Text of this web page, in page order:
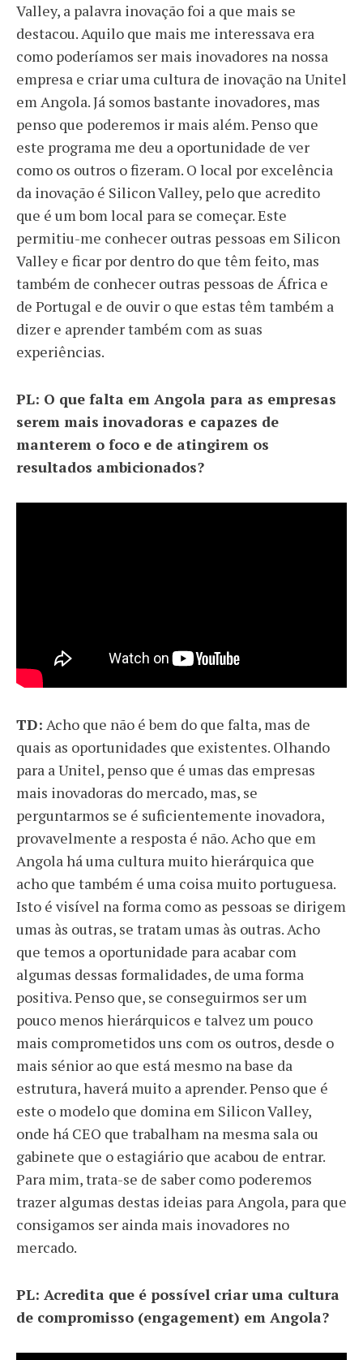
Valley, a palavra inovação foi a que mais se
destacou. Aquilo que mais me interessava era
como poderíamos ser mais inovadores na nossa
empresa e criar uma cultura de inovação na Unitel
em Angola. Já somos bastante inovadores, mas
penso que poderemos ir mais além. Penso que
este programa me deu a oportunidade de ver
como os outros o fizeram. O local por excelência
da inovação é Silicon Valley, pelo que acredito
que é um bom local para se começar. Este
permitiu-me conhecer outras pessoas em Silicon
Valley e ficar por dentro do que têm feito, mas
também de conhecer outras pessoas de África e
de Portugal e de ouvir o que estas têm também a
dizer e aprender também com as suas
experiências.
PL: O que falta em Angola para as empresas
serem mais inovadoras e capazes de
manterem o foco e de atingirem os
resultados ambicionados?
TD: Acho que não é bem do que falta, mas de
quais as oportunidades que existentes. Olhando
para a Unitel, penso que é umas das empresas
mais inovadoras do mercado, mas, se
perguntarmos se é suficientemente inovadora,
provavelmente a resposta é não. Acho que em
Angola há uma cultura muito hierárquica que
acho que também é uma coisa muito portuguesa.
Isto é visível na forma como as pessoas se dirigem
umas às outras, se tratam umas às outras. Acho
que temos a oportunidade para acabar com
algumas dessas formalidades, de uma forma
positiva. Penso que, se conseguirmos ser um
pouco menos hierárquicos e talvez um pouco
mais comprometidos uns com os outros, desde o
mais sénior ao que está mesmo na base da
estrutura, haverá muito a aprender. Penso que é
este o modelo que domina em Silicon Valley,
onde há CEO que trabalham na mesma sala ou
gabinete que o estagiário que acabou de entrar.
Para mim, trata-se de saber como poderemos
trazer algumas destas ideias para Angola, para que
consigamos ser ainda mais inovadores no
mercado.
PL: Acredita que é possível criar uma cultura
de compromisso (engagement) em Angola?